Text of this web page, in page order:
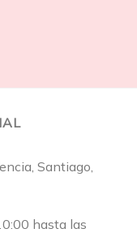
Santiago,
hasta las